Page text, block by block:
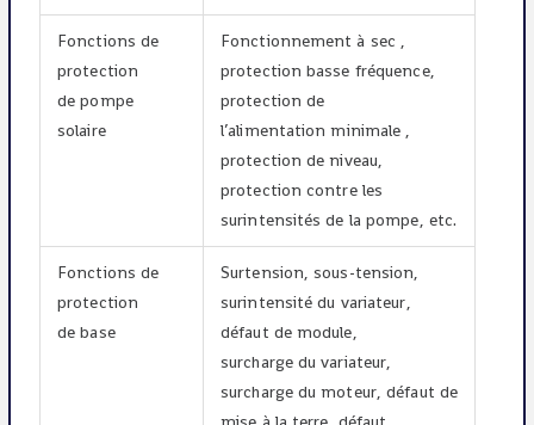
Fonctions de
protection
de pompe
solaire
Fonctionnement à sec ,
protection basse fréquence,
protection de
l’alimentation minimale ,
protection de niveau,
protection contre les
surintensités de la pompe, etc.
Fonctions de
protection
de base
Surtension, sous-tension,
surintensité du variateur,
défaut de module,
surcharge du variateur,
surcharge du moteur, défaut de